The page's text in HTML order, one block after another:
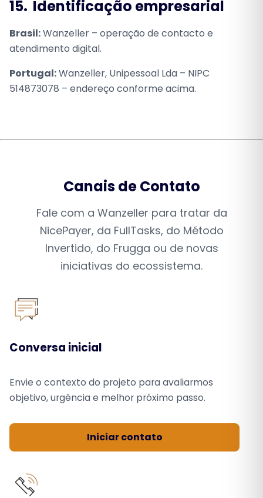
15. Identificação empresarial
Brasil:Wanzeller – operação de contacto e
atendimento digital.
Portugal:Wanzeller, Unipessoal Lda – NIPC
514873078 – endereço conforme acima.
Canais de Contato
Fale com a Wanzeller para tratar da
NicePayer, da FullTasks, do Método
Invertido, do Frugga ou de novas
iniciativas do ecossistema.
Conversa inicial
Envie o contexto do projeto para avaliarmos
objetivo, urgência e melhor próximo passo.
Iniciar contato